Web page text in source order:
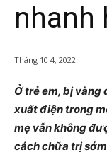
nhanh
Tháng 10 4, 2022
Ở trẻ em, bị vàng
xuất điện trong
mẹ vẫn không
cách chữa trị